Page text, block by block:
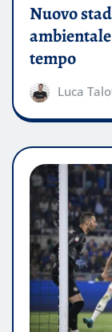
Nuovo
tempo
Luca